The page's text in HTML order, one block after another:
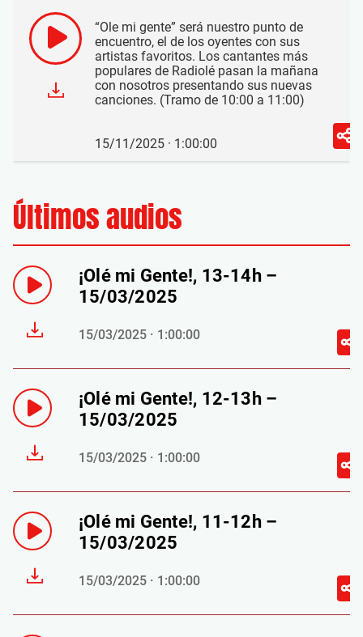
“Ole mi gente” será nuestro punto de
encuentro, el de los oyentes con sus
artistas favoritos. Los cantantes más
populares de Radiolé pasan la mañana
con nosotros presentando sus nuevas
canciones. (Tramo de 10:00 a 11:00)
15/11/2025 · 1:00:00
Últimos audios
¡Olé mi Gente!, 13-14h –
15/03/2025
15/03/2025 · 1:00:00
¡Olé mi Gente!, 12-13h –
15/03/2025
15/03/2025 · 1:00:00
¡Olé mi Gente!, 11-12h –
15/03/2025
15/03/2025 · 1:00:00